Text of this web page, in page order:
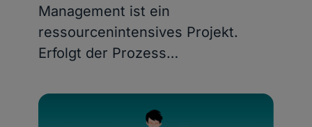
Management ist ein
ressourcenintensives Projekt.
Erfolgt der Prozess…